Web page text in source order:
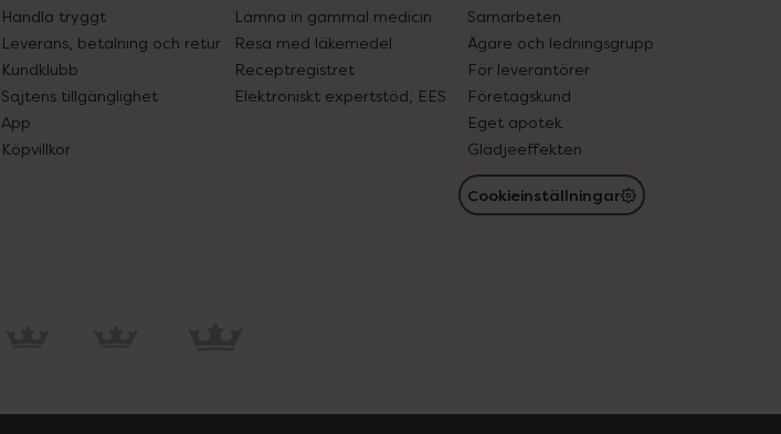
Handla tryggt
Leverans, betalning och retur
Kundklubb
Sajtens tillgänglighet
App
Köpvillkor
Lämna in gammal medicin
Resa med läkemedel
Receptregistret
Elektroniskt expertstöd, EES
Samarbeten
Ägare och ledningsgrupp
För leverantörer
Företagskund
Eget apotek
Glädjeeffekten
Cookieinställningar